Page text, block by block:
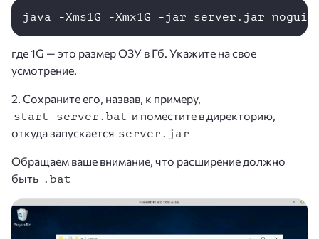
java -Xms1G -Xmx1G -jar server.jar nogui
где 1G — это размер ОЗУ в Гб. Укажите на свое
усмотрение.
2. Сохраните его, назвав, к примеру,
start_server.bat и поместите в директорию,
откуда запускается server.jar
Обращаем ваше внимание, что расширение должно
быть .bat